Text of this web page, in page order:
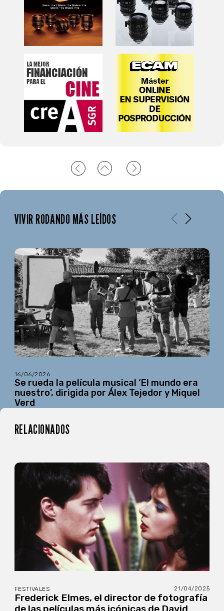
VIVIR RODANDO MÁS LEÍDOS
16/06/2026
Se rueda la película musical ‘El mundo era
nuestro’, dirigida por Álex Tejedor y Miquel
Verd
RELACIONADOS
FESTIVALES 21/04/2025
Frederick Elmes, el director de fotografía
de las películas más icónicas de David